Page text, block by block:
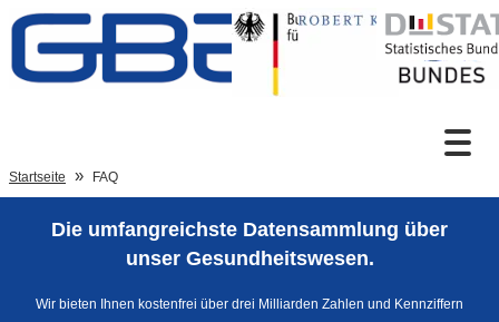
Zum Inhalt
Sprachumschaltung
Startseite FAQ
Die umfangreichste Datensammlung über
unser Gesundheitswesen.
Wir bieten Ihnen kostenfrei über drei Milliarden Zahlen und Kennziffern